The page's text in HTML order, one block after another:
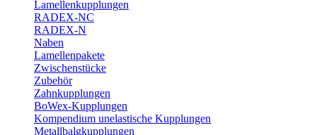
Lamellenkupplungen
RADEX-NC
RADEX-N
Naben
Lamellenpakete
Zwischenstücke
Zubehör
Zahnkupplungen
BoWex-Kupplungen
Kompendium unelastische Kupplungen
Metallbalgkupplungen